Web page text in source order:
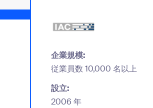
企業規模:
従業員数 10,000 名以上
設立:
2006 年